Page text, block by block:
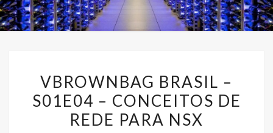
BRASIL
–
S01E04
VBROWNBAG BRASIL –
S01E04 – CONCEITOS DE
REDE PARA NSX